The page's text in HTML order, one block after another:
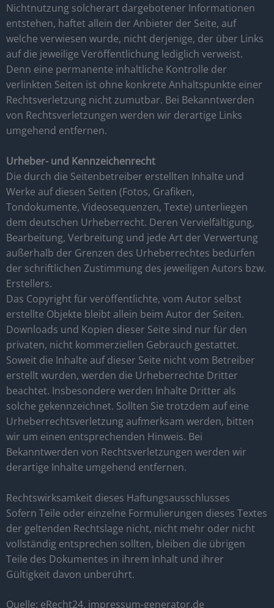
Nichtnutzung solcherart dargebotener Informationen
entstehen, haftet allein der Anbieter der Seite, auf
welche verwiesen wurde, nicht derjenige, der über Links
auf die jeweilige Veröffentlichung lediglich verweist.
Denn eine permanente inhaltliche Kontrolle der
verlinkten Seiten ist ohne konkrete Anhaltspunkte einer
Rechtsverletzung nicht zumutbar. Bei Bekanntwerden
von Rechtsverletzungen werden wir derartige Links
umgehend entfernen.
Urheber- und Kennzeichenrecht
Die durch die Seitenbetreiber erstellten Inhalte und
Werke auf diesen Seiten (Fotos, Grafiken,
Tondokumente, Videosequenzen, Texte) unterliegen
dem deutschen Urheberrecht. Deren Vervielfältigung,
Bearbeitung, Verbreitung und jede Art der Verwertung
außerhalb der Grenzen des Urheberrechtes bedürfen
der schriftlichen Zustimmung des jeweiligen Autors bzw.
Erstellers.
Das Copyright für veröffentlichte, vom Autor selbst
erstellte Objekte bleibt allein beim Autor der Seiten.
Downloads und Kopien dieser Seite sind nur für den
privaten, nicht kommerziellen Gebrauch gestattet.
Soweit die Inhalte auf dieser Seite nicht vom Betreiber
erstellt wurden, werden die Urheberrechte Dritter
beachtet. Insbesondere werden Inhalte Dritter als
solche gekennzeichnet. Sollten Sie trotzdem auf eine
Urheberrechtsverletzung aufmerksam werden, bitten
wir um einen entsprechenden Hinweis. Bei
Bekanntwerden von Rechtsverletzungen werden wir
derartige Inhalte umgehend entfernen.
Rechtswirksamkeit dieses Haftungsausschlusses
Sofern Teile oder einzelne Formulierungen dieses Textes
der geltenden Rechtslage nicht, nicht mehr oder nicht
vollständig entsprechen sollten, bleiben die übrigen
Teile des Dokumentes in ihrem Inhalt und ihrer
Gültigkeit davon unberührt.
Quelle: eRecht24, impressum-generator.de